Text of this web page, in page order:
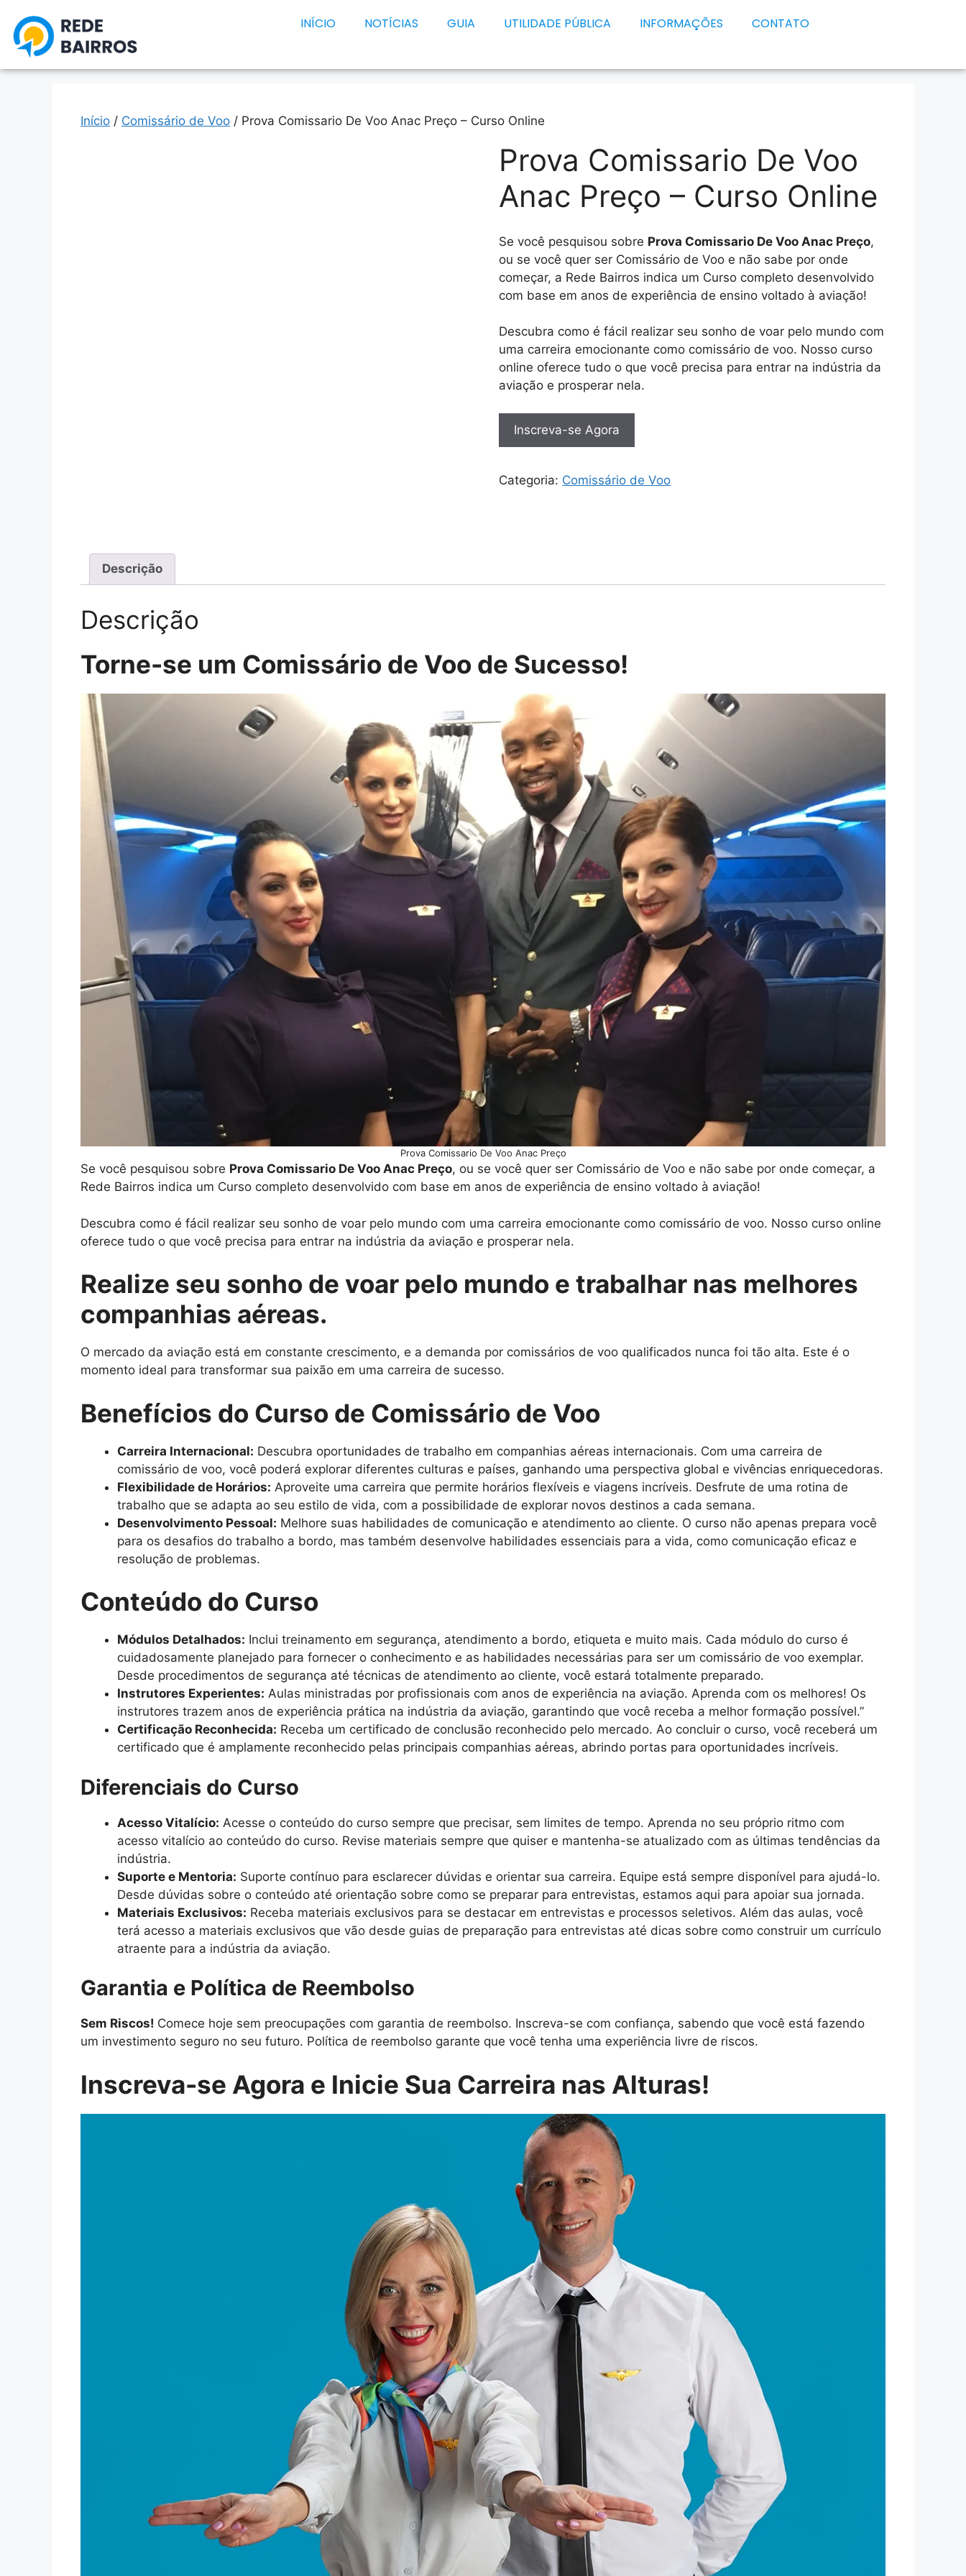
INÍCIO NOTÍCIAS GUIA UTILIDADE PÚBLICA INFORMAÇÕES CONTATO
Início / Comissário de Voo / Prova Comissario De Voo Anac Preço – Curso Online
Prova Comissario De Voo
Anac Preço – Curso Online
Se você pesquisou sobre Prova Comissario De Voo Anac Preço,
ou se você quer ser Comissário de Voo e não sabe por onde
começar, a Rede Bairros indica um Curso completo desenvolvido
com base em anos de experiência de ensino voltado à aviação!
Descubra como é fácil realizar seu sonho de voar pelo mundo com
uma carreira emocionante como comissário de voo. Nosso curso
online oferece tudo o que você precisa para entrar na indústria da
aviação e prosperar nela.
Inscreva-se Agora
Categoria: Comissário de Voo
Descrição
Descrição
Torne-se um Comissário de Voo de Sucesso!
Prova Comissario De Voo Anac Preço
Se você pesquisou sobre Prova Comissario De Voo Anac Preço, ou se você quer ser Comissário de Voo e não sabe por onde começar, a
Rede Bairros indica um Curso completo desenvolvido com base em anos de experiência de ensino voltado à aviação!
Descubra como é fácil realizar seu sonho de voar pelo mundo com uma carreira emocionante como comissário de voo. Nosso curso online
oferece tudo o que você precisa para entrar na indústria da aviação e prosperar nela.
Realize seu sonho de voar pelo mundo e trabalhar nas melhores
companhias aéreas.
O mercado da aviação está em constante crescimento, e a demanda por comissários de voo qualificados nunca foi tão alta. Este é o
momento ideal para transformar sua paixão em uma carreira de sucesso.
Benefícios do Curso de Comissário de Voo
Carreira Internacional: Descubra oportunidades de trabalho em companhias aéreas internacionais. Com uma carreira de
comissário de voo, você poderá explorar diferentes culturas e países, ganhando uma perspectiva global e vivências enriquecedoras.
Flexibilidade de Horários: Aproveite uma carreira que permite horários flexíveis e viagens incríveis. Desfrute de uma rotina de
trabalho que se adapta ao seu estilo de vida, com a possibilidade de explorar novos destinos a cada semana.
Desenvolvimento Pessoal: Melhore suas habilidades de comunicação e atendimento ao cliente. O curso não apenas prepara você
para os desafios do trabalho a bordo, mas também desenvolve habilidades essenciais para a vida, como comunicação eficaz e
resolução de problemas.
Conteúdo do Curso
Módulos Detalhados: Inclui treinamento em segurança, atendimento a bordo, etiqueta e muito mais. Cada módulo do curso é
cuidadosamente planejado para fornecer o conhecimento e as habilidades necessárias para ser um comissário de voo exemplar.
Desde procedimentos de segurança até técnicas de atendimento ao cliente, você estará totalmente preparado.
Instrutores Experientes: Aulas ministradas por profissionais com anos de experiência na aviação. Aprenda com os melhores! Os
instrutores trazem anos de experiência prática na indústria da aviação, garantindo que você receba a melhor formação possível.”
Certificação Reconhecida: Receba um certificado de conclusão reconhecido pelo mercado. Ao concluir o curso, você receberá um
certificado que é amplamente reconhecido pelas principais companhias aéreas, abrindo portas para oportunidades incríveis.
Diferenciais do Curso
Acesso Vitalício: Acesse o conteúdo do curso sempre que precisar, sem limites de tempo. Aprenda no seu próprio ritmo com
acesso vitalício ao conteúdo do curso. Revise materiais sempre que quiser e mantenha-se atualizado com as últimas tendências da
indústria.
Suporte e Mentoria: Suporte contínuo para esclarecer dúvidas e orientar sua carreira. Equipe está sempre disponível para ajudá-lo.
Desde dúvidas sobre o conteúdo até orientação sobre como se preparar para entrevistas, estamos aqui para apoiar sua jornada.
Materiais Exclusivos: Receba materiais exclusivos para se destacar em entrevistas e processos seletivos. Além das aulas, você
terá acesso a materiais exclusivos que vão desde guias de preparação para entrevistas até dicas sobre como construir um currículo
atraente para a indústria da aviação.
Garantia e Política de Reembolso
Sem Riscos! Comece hoje sem preocupações com garantia de reembolso. Inscreva-se com confiança, sabendo que você está fazendo
um investimento seguro no seu futuro. Política de reembolso garante que você tenha uma experiência livre de riscos.
Inscreva-se Agora e Inicie Sua Carreira nas Alturas!